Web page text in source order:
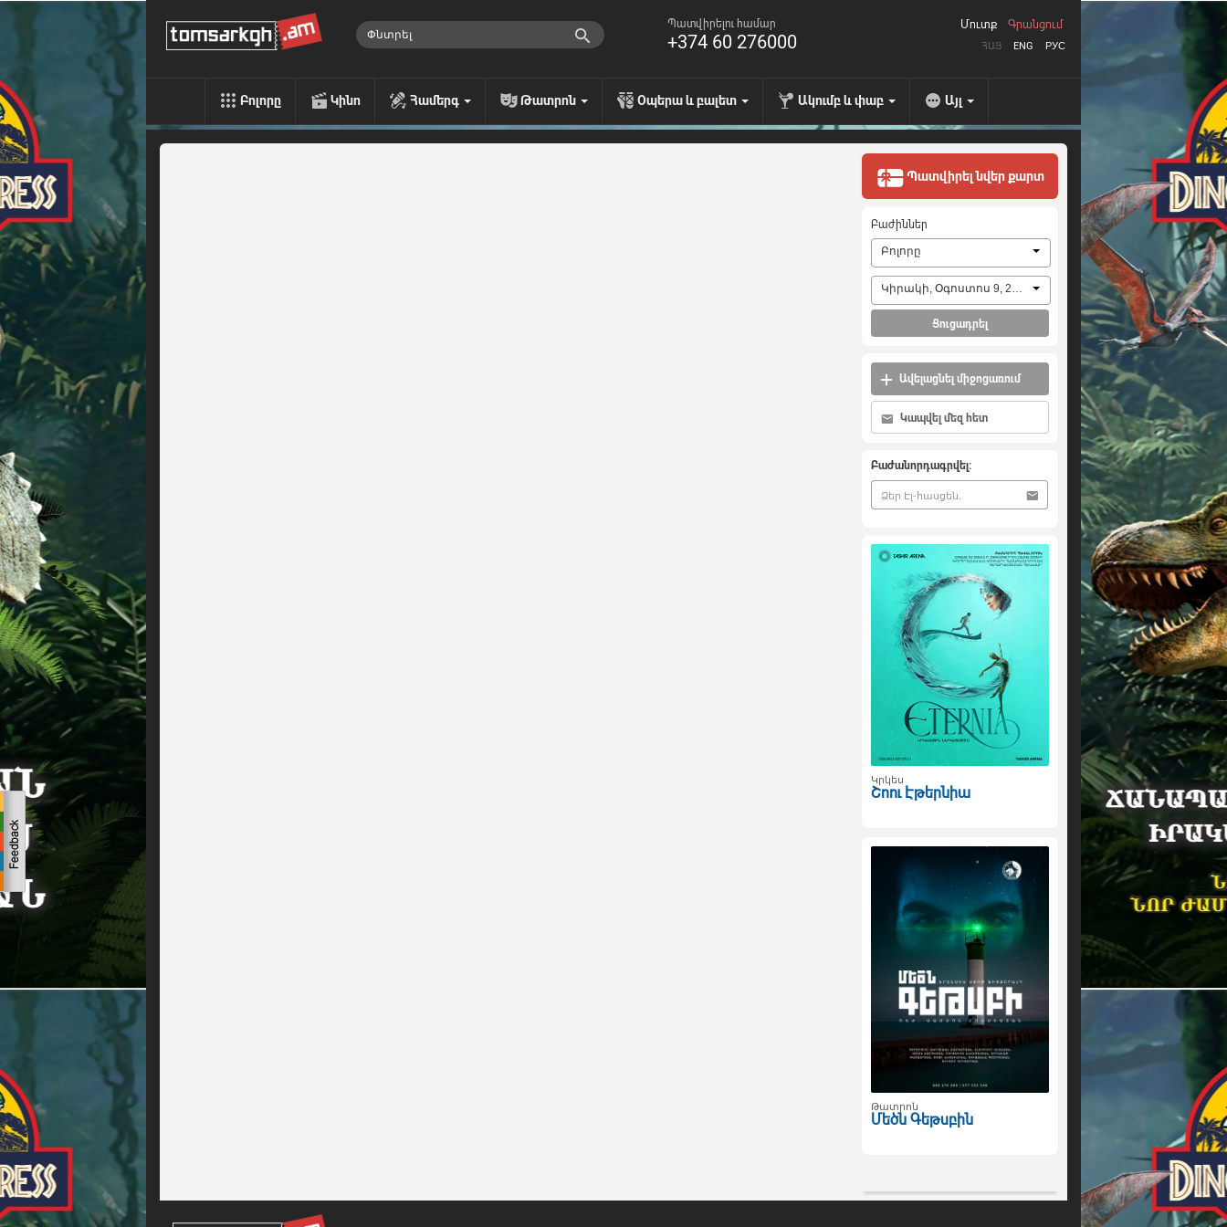
Պատվիրելու համար
+374 60 276000 ՀԱՅ ENG РУС
Մուտք Գրանցում
Բոլորը Կինո Համերգ Թատրոն Օպերա և բալետ Ակումբ և փաբ Այլ
Պատվիրել նվեր քարտ
Բաժիններ
Բոլորը
Կիրակի, Օգոստոս 9, 2026
Ցուցադրել
Ավելացնել միջոցառում
Կապվել մեզ հետ
Բաժանորդագրվել:
Կրկես
Շոու Էթերնիա
Թատրոն
Մեծն Գեթսբին